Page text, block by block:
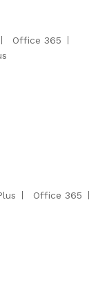
Office 365
Office 365